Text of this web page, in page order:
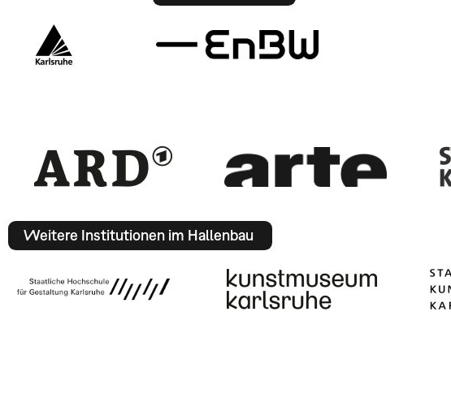
Weitere Institutionen im Hallenbau